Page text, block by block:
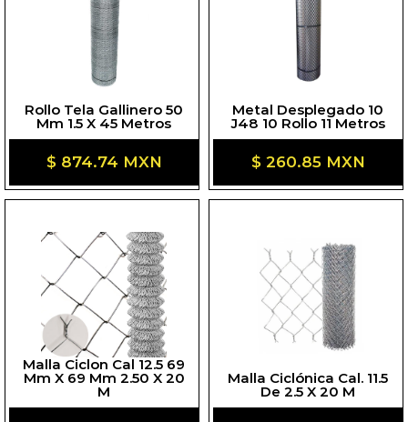
Rollo Tela Gallinero 50
Mm 1.5 X 45 Metros
Precio
habitual
$ 874.74 MXN
Metal Desplegado 10
J48 10 Rollo 11 Metros
Precio
habitual
$ 260.85 MXN
Malla Ciclon Cal 12.5 69
Mm X 69 Mm 2.50 X 20
M
Malla Ciclónica Cal. 11.5
De 2.5 X 20 M